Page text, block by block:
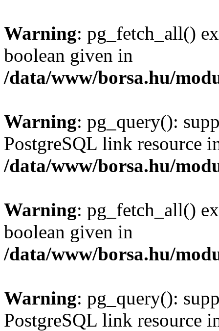
Warning: pg_fetch_all()
boolean given in
/data/www/borsa.hu/
Warning: pg_query():
PostgreSQL link resource
/data/www/borsa.hu/
Warning: pg_fetch_all()
boolean given in
/data/www/borsa.hu/
Warning: pg_query():
PostgreSQL link resource